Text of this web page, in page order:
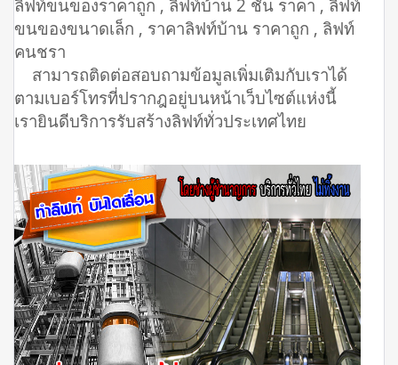
ลิฟท์ขนของราคาถูก , ลิฟท์บ้าน 2 ชั้น ราคา , ลิฟท์
ขนของขนาดเล็ก , ราคาลิฟท์บ้าน ราคาถูก , ลิฟท์
คนชรา
สามารถติดต่อสอบถามข้อมูลเพิ่มเติมกับเราได้
ตามเบอร์โทรที่ปรากฎอยู่บนหน้าเว็บไซต์แห่งนี้
เรายินดีบริการรับสร้างลิฟท์ทั่วประเทศไทย